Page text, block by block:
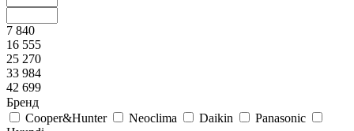
7 840
16 555
25 270
33 984
42 699
Бренд
Cooper&Hunter
Neoclima Daikin
Panasonic